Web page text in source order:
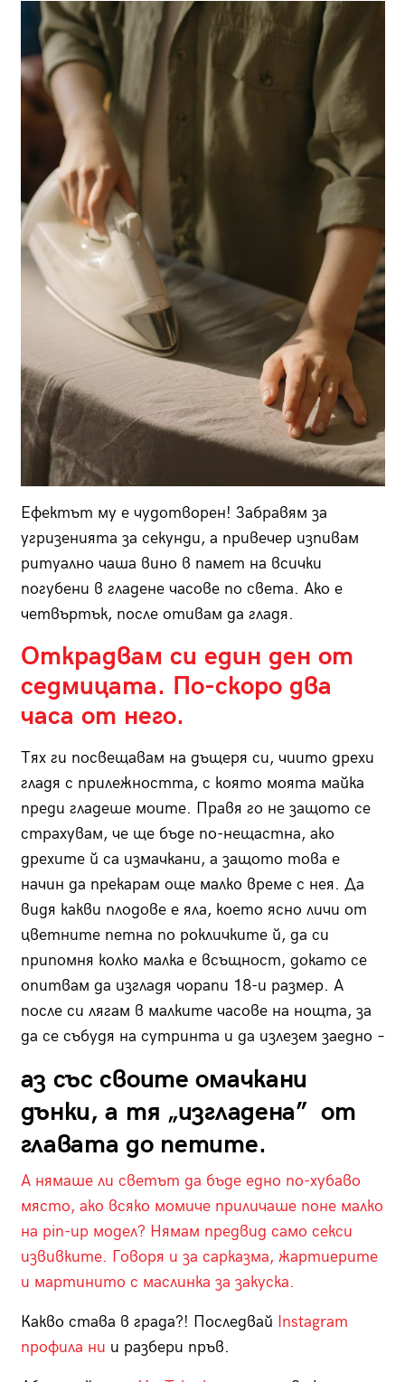
Ефектът му е чудотворен! Забравям за
угризенията за секунди, а привечер изпивам
ритуално чаша вино в памет на всички
погубени в гладене часове по света. Ако е
четвъртък, после отивам да гладя.
Открадвам си един ден от
седмицата. По-скоро два
часа от него.
Тях ги посвещавам на дъщеря си, чиито дрехи
гладя с прилежността, с която моята майка
преди гладеше моите. Правя го не защото се
страхувам, че ще бъде по-нещастна, ако
дрехите й са измачкани, а защото това е
начин да прекарам още малко време с нея. Да
видя какви плодове е яла, което ясно личи от
цветните петна по рокличките й, да си
припомня колко малка е всъщност, докато се
опитвам да изгладя чорапи 18-и размер. А
после си лягам в малките часове на нощта, за
да се събудя на сутринта и да излезем заедно –
аз със своите омачкани
дънки, а тя „изгладена” от
главата до петите.
А нямаше ли светът да бъде едно по-хубаво
място, ако всяко момиче приличаше поне малко
на pin-up модел? Нямам предвид само секси
извивките. Говоря и за сарказма, жартиерите
и мартинито с маслинка за закуска.
Какво става в града?! Последвай Instagram
профила ни и разбери пръв.